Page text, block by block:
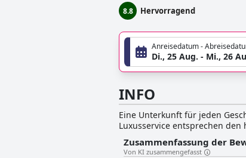
8.8 Hervorragend
Anreisedatum -
Di., 25 Aug. - Mi., 26
INFO
Eine Unterkunft für jeden
Luxusservice entsprechen den
Zusammenfassung der
Von KI zusammengefasst